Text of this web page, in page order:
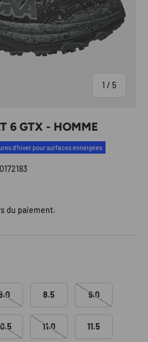
1 / de
5
6 GTX - HOMME
d'hiver pour surfaces enneigées
du paiement.
8.5 9.0
11.0 11.5